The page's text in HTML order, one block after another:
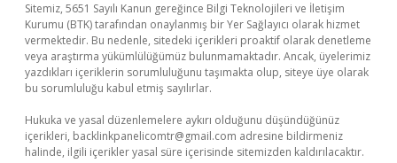
Sitemiz, 5651 Sayılı Kanun gereğince Bilgi Teknolojileri ve İletişim
Kurumu (BTK) tarafından onaylanmış bir Yer Sağlayıcı olarak hizmet
vermektedir. Bu nedenle, sitedeki içerikleri proaktif olarak denetleme
veya araştırma yükümlülüğümüz bulunmamaktadır. Ancak, üyelerimiz
yazdıkları içeriklerin sorumluluğunu taşımakta olup, siteye üye olarak
bu sorumluluğu kabul etmiş sayılırlar.
Hukuka ve yasal düzenlemelere aykırı olduğunu düşündüğünüz
içerikleri, backlinkpanelicomtr@gmail.com adresine bildirmeniz
halinde, ilgili içerikler yasal süre içerisinde sitemizden kaldırılacaktır.